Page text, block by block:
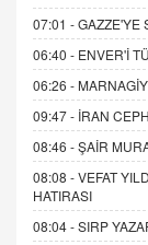
07:01 -GAZZE'YE
06:40 - ENVER'İ
06:26 -
09:47 - İRAN
08:46 -ŞAİR
08:08 -VEFAT
HATIRASI
08:04 -SIRP